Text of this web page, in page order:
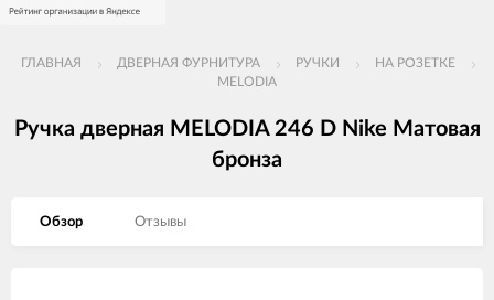
ГЛАВНАЯ ДВЕРНАЯ ФУРНИТУРА РУЧКИ
НА РОЗЕТКЕ
MELODIA
Ручка дверная MELODIA 246 D Nike Матовая
бронза
Обзор Отзывы